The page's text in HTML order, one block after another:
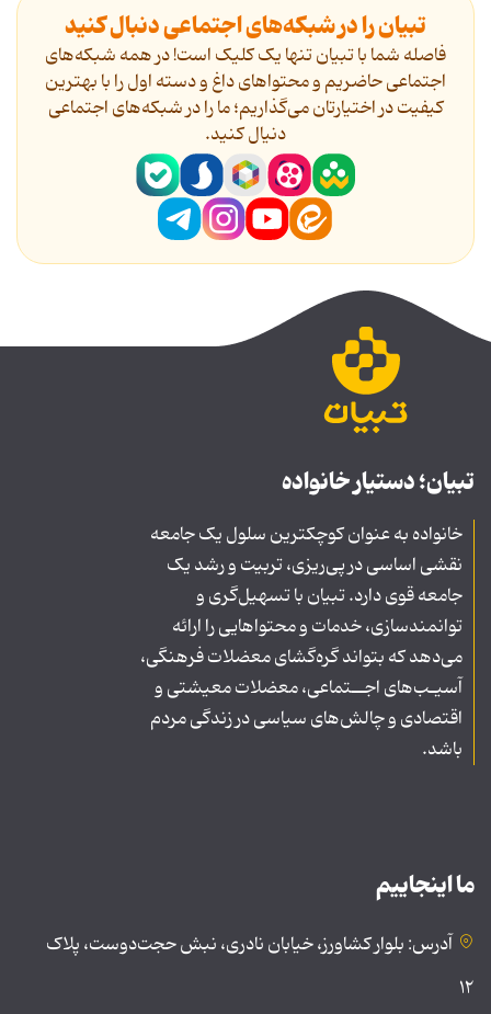
تبیان را در شبکه‌های اجتماعی دنبال کنید
فاصله شما با تبیان تنها یک کلیک است! در همه شبکه‌های
اجتماعی حاضریم و محتواهای داغ و دسته اول را با بهترین
کیفیت در اختیارتان می‌گذاریم؛ ما را در شبکه‌های اجتماعی
دنیال کنید.
تبیان؛ دستیار خانواده
خانواده به عنوان کوچکترین سلول یک جامعه
نقشی اساسی در پی‌ریزی، تربیت و رشد یک
جامعه قوی دارد. تبیان با تسهیل‌گری و
توانمندسازی، خدمات و محتواهایی را ارائه
می‌دهد که بتواند گره‌گشای معضلات فرهنگی،
آسیـب‌های اجــتماعی، معضلات معیشتی و
اقتصادی و چالش‌های سیاسی در زندگی مردم
باشد.
ما اینجاییم
آدرس: بلوار کشاورز، خیابان نادری، نبش حجت‌دوست، پلاک
۱۲